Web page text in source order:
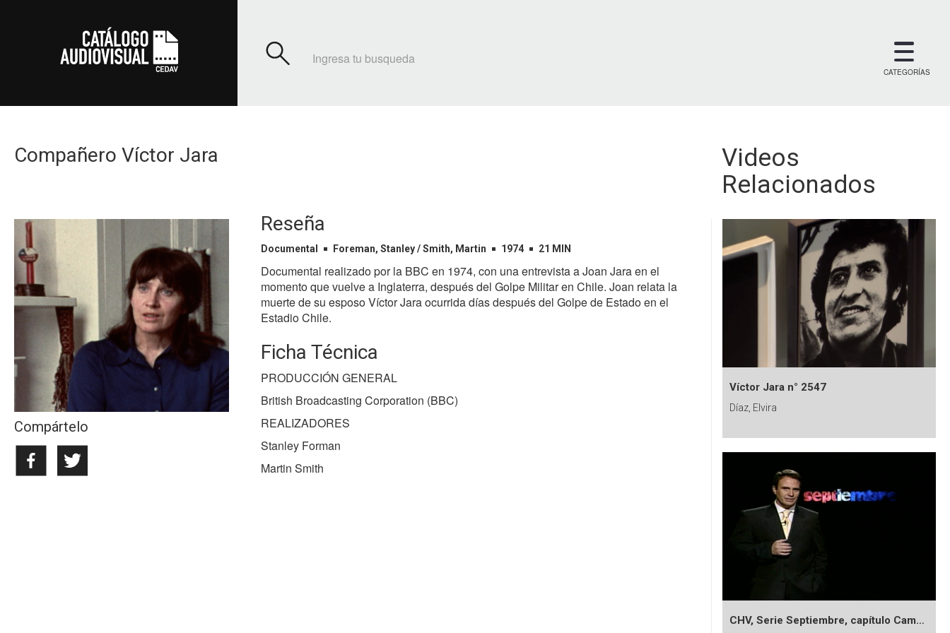
CATEGORÍAS
Compañero Víctor Jara
Videos
Relacionados
Compártelo
Reseña
Documental Foreman, Stanley / Smith, Martin 1974 21 MIN
Documental realizado por la BBC en 1974, con una entrevista a Joan Jara en el
momento que vuelve a Inglaterra, después del Golpe Militar en Chile. Joan relata la
muerte de su esposo Víctor Jara ocurrida días después del Golpe de Estado en el
Estadio Chile.
Ficha Técnica
PRODUCCIÓN GENERAL
British Broadcasting Corporation (BBC)
REALIZADORES
Stanley Forman
Martin Smith
Víctor Jara n° 2547
Díaz, Elvira
CHV, Serie Septiembre, capítulo Cambio cultural